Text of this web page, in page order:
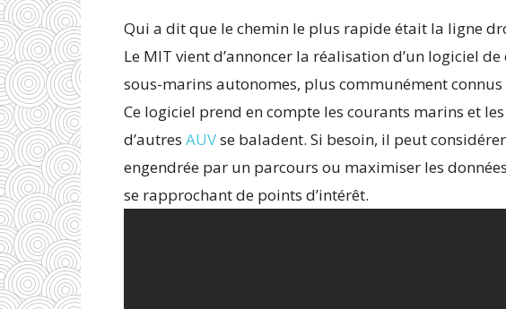
Qui a dit que le chemin le plus rapide était la ligne
Le MIT vient d’annoncer la réalisation d’un logiciel
sous-marins autonomes, plus communément connus
Ce logiciel prend en compte les courants marins et
d’autres AUVse baladent. Si besoin, il peut
engendrée par un parcours ou maximiser les
se rapprochant de points d’intérêt.